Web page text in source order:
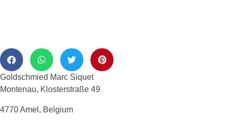
Goldschmied Marc Siquet
Montenau, Klosterstraße 49
4770 Amel, Belgium